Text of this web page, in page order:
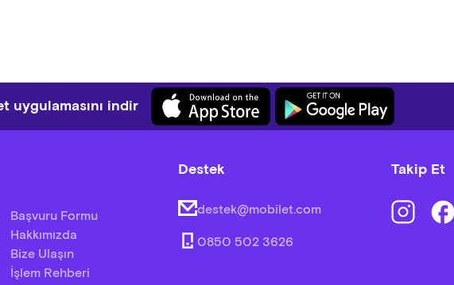
uygulamasını indir
Başvuru Formu
Hakkımızda
Bize Ulaşın
İşlem Rehberi
Destek
destek@mobilet.com
0850 502 3626
Takip Et